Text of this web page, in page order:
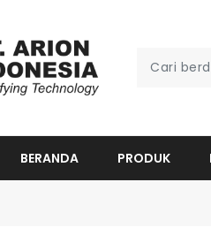
BERANDA PRODUK